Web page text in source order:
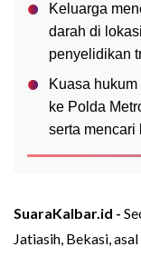
Keluarga
darah di
penyelidikan
Kuasa
ke Polda
serta mencari
SuaraKalbar.id -
Jatiasih, Bekasi, asal